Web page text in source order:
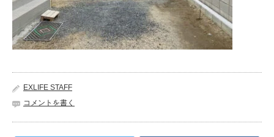
EXLIFE STAFF
コメントを書く